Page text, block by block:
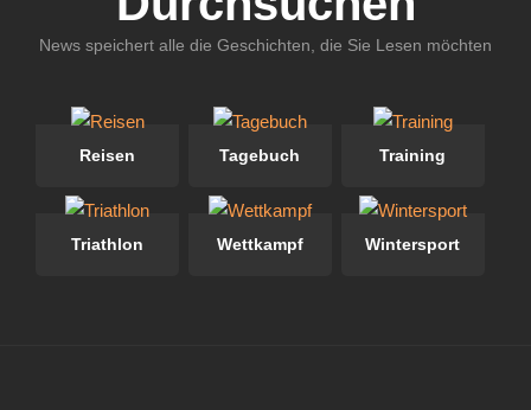
News speichert alle die Geschichten, die Sie Lesen möchten
Reisen Tagebuch Training
Triathlon Wettkampf Wintersport